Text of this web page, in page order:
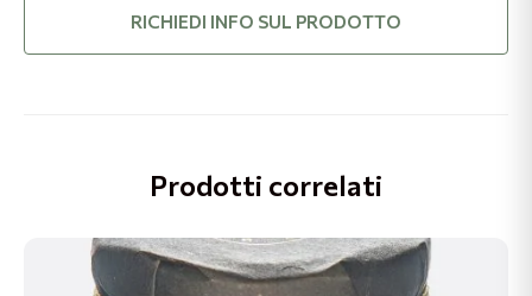
RICHIEDI INFO SUL PRODOTTO
Prodotti correlati